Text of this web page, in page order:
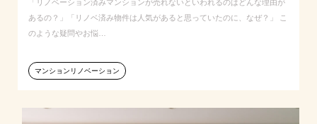
「リノベーション済みマンションが売れないといわれるのはどんな理由が
あるの？」「リノベ済み物件は人気があると思っていたのに、なぜ？」 こ
のような疑問やお悩…
マンションリノベーション